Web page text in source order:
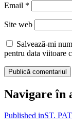
Email *
Site web
Salvează-mi
pentru data viitoare
Navigare în
Published inST.